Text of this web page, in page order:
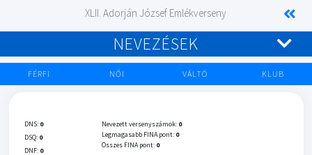
XLII. Adorján József Emlékverseny
NEVEZÉSEK
FÉRFI NŐI VÁLTÓ KLUB
DNS: 0
DSQ: 0
DNF: 0
Nevezett versenyszámok: 0
Legmagasabb FINA pont: 0
Összes FINA pont: 0